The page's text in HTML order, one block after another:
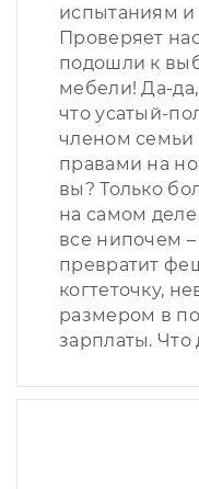
испытаниям и
Проверяет
подошли к
мебели! Да-
что усатый-
членом семьи
правами на
вы? Только
на самом
все нипочем
превратит
когтеточку,
размером в
зарплаты. Что